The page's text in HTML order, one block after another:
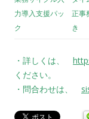
力導入支援パッ
ク
正事
き
・詳しくは、
ください。
・問合わせは、